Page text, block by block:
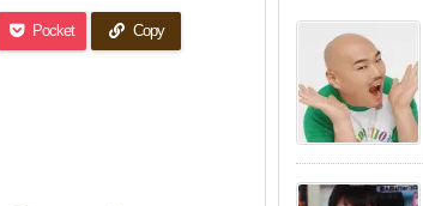
Pocket Copy